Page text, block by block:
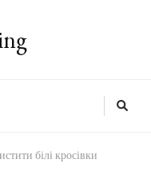
білі кросівки